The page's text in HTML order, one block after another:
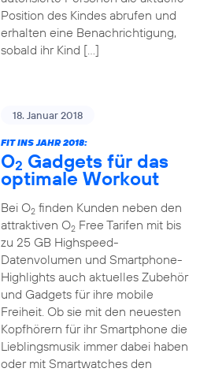
Position des Kindes abrufen und
erhalten eine Benachrichtigung,
sobald ihr Kind […]
18. Januar 2018
FIT INS JAHR 2018:
O2 Gadgets für das
optimale Workout
Bei O2finden Kunden neben den
attraktiven O2Free Tarifen mit bis
zu 25 GB Highspeed-
Datenvolumen und Smartphone-
Highlights auch aktuelles Zubehör
und Gadgets für ihre mobile
Freiheit. Ob sie mit den neuesten
Kopfhörern für ihr Smartphone die
Lieblingsmusik immer dabei haben
oder mit Smartwatches den